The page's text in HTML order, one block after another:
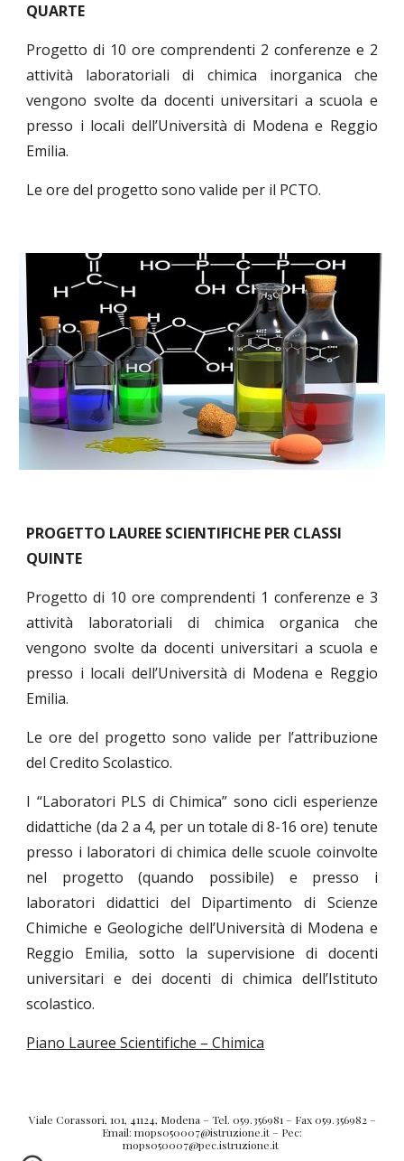
QUARTE
Progetto di 10 ore comprendenti 2 conferenze e 2
attività laboratoriali di chimica inorganica che
vengono svolte da docenti universitari a scuola e
presso i locali dell’Università di Modena e Reggio
Emilia.
Le ore del progetto sono valide per il PCTO.
PROGETTO LAUREE SCIENTIFICHE PER CLASSI
QUINTE
Progetto di 10 ore comprendenti 1 conferenze e 3
attività laboratoriali di chimica organica che
vengono svolte da docenti universitari a scuola e
presso i locali dell’Università di Modena e Reggio
Emilia.
Le ore del progetto sono valide per l’attribuzione
del Credito Scolastico.
I “Laboratori PLS di Chimica” sono cicli esperienze
didattiche (da 2 a 4, per un totale di 8-16 ore) tenute
presso i laboratori di chimica delle scuole coinvolte
nel progetto (quando possibile) e presso i
laboratori didattici del Dipartimento di Scienze
Chimiche e Geologiche dell’Università di Modena e
Reggio Emilia, sotto la supervisione di docenti
universitari e dei docenti di chimica dell’Istituto
scolastico.
Piano Lauree Scientifiche – Chimica
Viale Corassori, 101, 41124, Modena – Tel. 059.356981 – Fax 059.356982 –
Email: mops050007@istruzione.it – Pec:
mops050007@pec.istruzione.it